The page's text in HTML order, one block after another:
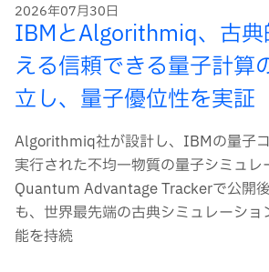
2026年07月30日
IBMとAlgorithmiq、古典
える信頼できる量子計算
立し、量子優位性を実証
Algorithmiq社が設計し、IBMの量子
実行された不均一物質の量子シミュレ
Quantum Advantage Trackerで公開
も、世界最先端の古典シミュレーシ
能を持続